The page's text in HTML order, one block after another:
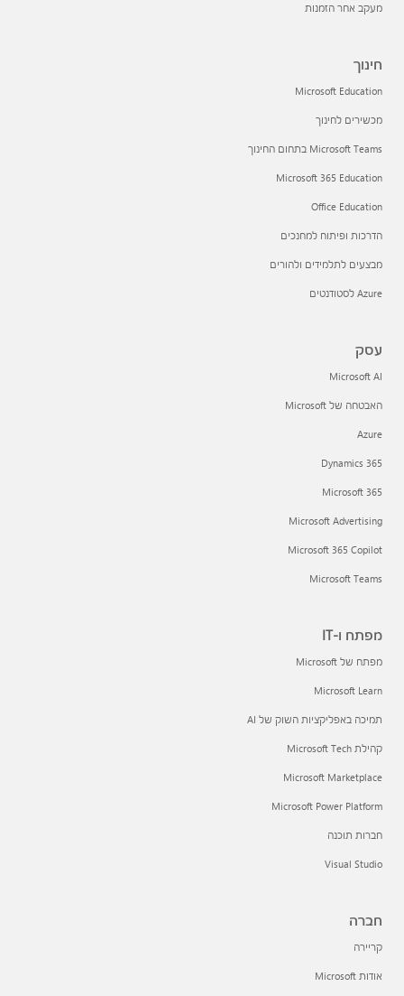
מעקב אחר הזמנות
חינוך
Microsoft Education
מכשירים לחינוך
Microsoft Teams בתחום החינוך
Microsoft 365 Education
Office Education
הדרכות ופיתוח למחנכים
מבצעים לתלמידים ולהורים
Azure לסטודנטים
עסק
Microsoft AI
האבטחה של Microsoft
Azure
Dynamics 365
Microsoft 365
Microsoft Advertising
Microsoft 365 Copilot
Microsoft Teams
מפתח ו-IT
מפתח של Microsoft
Microsoft Learn
תמיכה באפליקציות השוק של AI
קהילת Microsoft Tech
Microsoft Marketplace
Microsoft Power Platform
חברות תוכנה
Visual Studio
חברה
קריירה
אודות Microsoft